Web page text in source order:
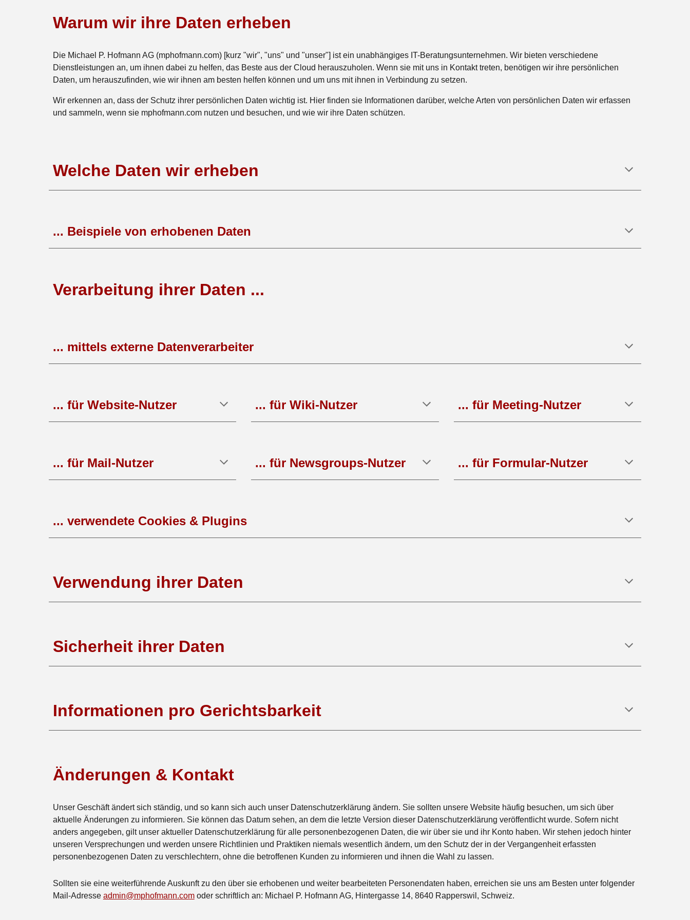
Warum wir ihre Daten erheben
Die Michael P. Hofmann AG (mphofmann.com) [kurz "wir", "uns" und "unser"] ist ein unabhängiges IT-Beratungsunternehmen. Wir bieten verschiedene
Dienstleistungen an, um ihnen dabei zu helfen, das Beste aus der Cloud herauszuholen. Wenn sie mit uns in Kontakt treten, benötigen wir ihre persönlichen
Daten, um herauszufinden, wie wir ihnen am besten helfen können und um uns mit ihnen in Verbindung zu setzen.
Wir erkennen an, dass der Schutz ihrer persönlichen Daten wichtig ist. Hier finden sie Informationen darüber, welche Arten von persönlichen Daten wir erfassen
und sammeln, wenn sie mphofmann.com nutzen und besuchen, und wie wir ihre Daten schützen.
Welche Daten wir erheben
... Beispiele von erhobenen Daten
Verarbeitung ihrer Daten ...
... mittels externe Datenverarbeiter
... für Website-Nutzer ... fürWiki-Nutzer ... für Meeting-Nutzer
... für Mail-Nutzer ... für Newsgroups-Nutzer ...für Formular-Nutzer
... verwendete Cookies & Plugins
Verwendung ihrer Daten
Sicherheit ihrer Daten
Informationen pro Gerichtsbarkeit
Änderungen & Kontakt
Unser Geschäft ändert sich ständig, und so kann sich auch unser Datenschutzerklärung ändern. Sie sollten unsere Website häufig besuchen, um sich über
aktuelle Änderungen zu informieren. Sie können das Datum sehen, an dem die letzte Version dieser Datenschutzerklärung veröffentlicht wurde. Sofern nicht
anders angegeben, gilt unser aktueller Datenschutzerklärung für alle personenbezogenen Daten, die wir über sie und ihr Konto haben. Wir stehen jedoch hinter
unseren Versprechungen und werden unsere Richtlinien und Praktiken niemals wesentlich ändern, um den Schutz der in der Vergangenheit erfassten
personenbezogenen Daten zu verschlechtern, ohne die betroffenen Kunden zu informieren und ihnen die Wahl zu lassen.
Sollten sie eine weiterführende Auskunft zu den über sie erhobenen und weiter bearbeiteten Personendaten haben, erreichen sie uns am Besten unter folgender
Mail-Adresse admin@mphofmann.comoder schriftlich an: Michael P. Hofmann AG, Hintergasse 14, 8640 Rapperswil, Schweiz.